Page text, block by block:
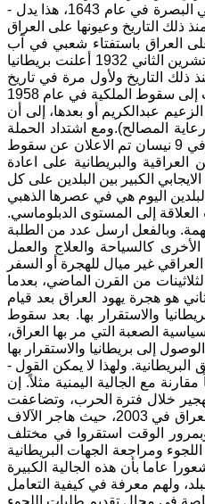
- واكد الباحث ان العلاقة البريطانية العراقية تعود الى ايام شركة الهند الشرقية، وهي شركة انكليزية، فتحت لها فرع في البصرة في عام 1643، هذا يدل
على العراق باستفتاء شعبي في آب
1921. وتشكيل أول وزارة في العراق برئاسة عبدالرحمن الكيلاني النقيب وكان مع كل وزير مستشار بريطاني. وفي تشرين الثاني 1932 أعلنت بريطانيا
ذلك التاريخ ولأول مرة في تاريخ
عبدالكريم أو بعدها، إلى أن
(شعبة رعاية المصالح).ومع اشتداد الحملة
لأسقاط النظام السابق، قطعت بريطانيا جميع علاقاتها. وكانت بريطانيا الحليف الأكبر لأمريكا في حملتها ضد العراق .وفي 9 نيسان تم الاعلان عن سقوط
في 28 حزيران 2004 تم الاتفاق بين الحكومتين العراقية والبريطانية على اعادة
من التعاون الايجابي الكبير بين البلدين على كل
إلى المستوى الدبلوماسي.
وبالفعل ارسل عدد من الطلبة
كالسياحة والعلاج والعمل
من القرن الماضي، بعدما
ذهب ضحيتها أكثر من 3000 شخص. والاستثناء الثاني هو هجرة يهود العراق بعد قيام
والاستقرار بها. بعد سقوط
الصعبة التي مر بها العراق،
- أن الوجود العراقي منذ تأسيس الدولة العراقية ولغاية سبعينيات القرن الماضي كان على شكل أفراد في بعض المناطق البريطانية. ولهذا لا يمكن القول
مع الجالية اليمنية مثلاً. إن
تصاعدت عمليات التهجير خلال فترة الحرب، وتضاعفت
الأرقام بعد أحداث حرب الخليج الثانية وأثناء فرض الحصار، وارتفعت الأرقام بشكل كبير بعد سقوط النظام واحتلال العراق في 2003، حيث هاجر الآلاف
وبمرور الوقت استقروا في مختلف
ومراجعة الجهات البريطانية
عاما بأن هذه الجالية الكبيرة
ولهم معرفة في كيفية التعامل